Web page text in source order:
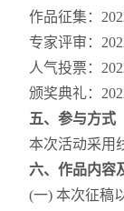
作品征集：2022
专家评审：2022
人气投票：2022
颁奖典礼：2022
五、参与方式
本次活动采用线
六、作品内容
(一) 本次征稿以